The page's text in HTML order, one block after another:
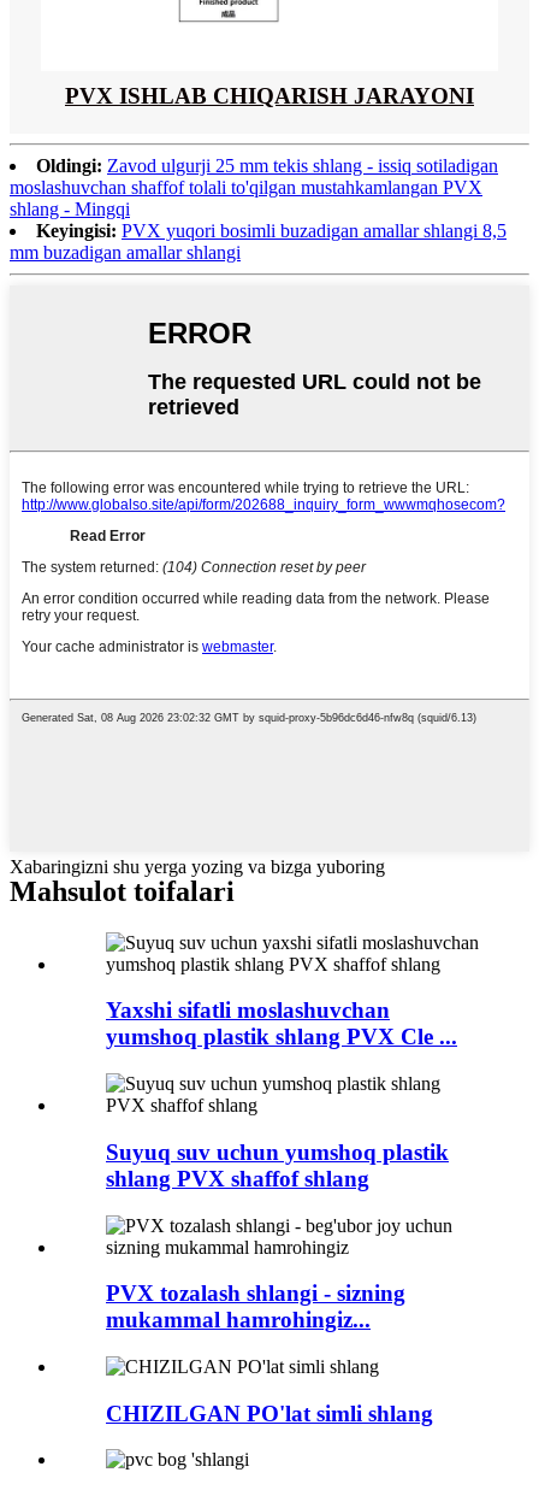
PVX ISHLAB CHIQARISH JARAYONI
Oldingi: Zavod ulgurji 25 mm tekis shlang - issiq sotiladigan
moslashuvchan shaffof tolali to'qilgan mustahkamlangan PVX
shlang - Mingqi
Keyingisi: PVX yuqori bosimli buzadigan amallar shlangi 8,5
mm buzadigan amallar shlangi
Xabaringizni shu yerga yozing va bizga yuboring
Mahsulot toifalari
Yaxshi sifatli moslashuvchan
yumshoq plastik shlang PVX Cle ...
Suyuq suv uchun yumshoq plastik
shlang PVX shaffof shlang
PVX tozalash shlangi - sizning
mukammal hamrohingiz...
CHIZILGAN PO'lat simli shlang